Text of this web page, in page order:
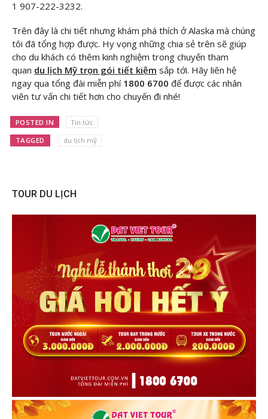
1 907-222-3232.
Trên đây là chi tiết nhưng khám phá thích ở Alaska mà chúng
tôi đã tổng hợp được. Hy vọng những chia sẻ trên sẽ giúp
cho du khách có thêm kinh nghiệm trong chuyến tham
quan du lịch Mỹ trọn gói tiết kiệm sắp tới. Hãy liên hệ
ngay qua tổng đài miễn phí 1800 6700 để được các nhân
viên tư vấn chi tiết hơn cho chuyến đi nhé!
POSTED IN Tin tức
TAGGED du lịch mỹ
TOUR DU LỊCH